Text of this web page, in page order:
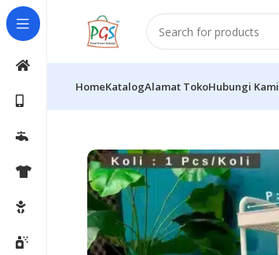
HomeKatalogAlamat TokoHubungi Kami